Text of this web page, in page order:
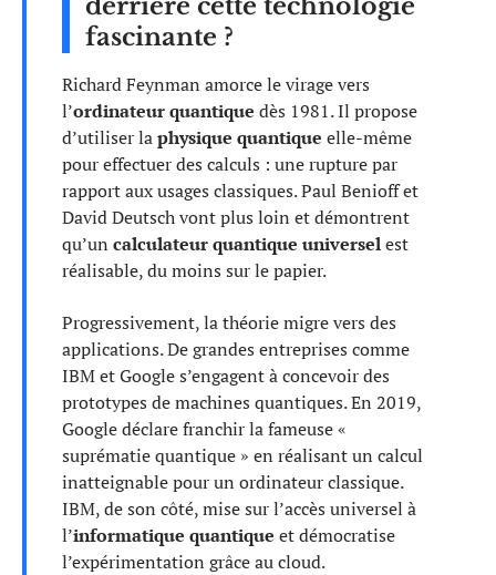
derrière cette technologie
fascinante ?
Richard Feynman amorce le virage vers
l’ordinateur quantique dès 1981. Il propose
d’utiliser laphysique quantique elle-même
pour effectuer des calculs : une rupture par
rapport aux usages classiques. Paul Benioff et
David Deutsch vont plus loin et démontrent
qu’un calculateur quantique universelest
réalisable, du moins sur le papier.
Progressivement, la théorie migre vers des
applications. De grandes entreprises comme
IBM et Google s’engagent à concevoir des
prototypes de machines quantiques. En 2019,
Google déclare franchir la fameuse «
suprématie quantique » en réalisant un calcul
inatteignable pour un ordinateur classique.
IBM, de son côté, mise sur l’accès universel à
l’informatique quantique et démocratise
l’expérimentation grâce au cloud.